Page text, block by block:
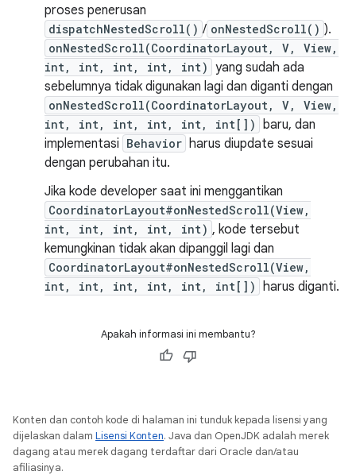
proses penerusan
dispatchNestedScroll() / onNestedScroll() ).
onNestedScroll(CoordinatorLayout, V, View,
int, int, int, int, int) yang sudah ada
sebelumnya tidak digunakan lagi dan diganti dengan
onNestedScroll(CoordinatorLayout, V, View,
int, int, int, int, int, int[]) baru, dan
implementasi Behavior harus diupdate sesuai
dengan perubahan itu.
Jika kode developer saat ini menggantikan
CoordinatorLayout#onNestedScroll(View,
int, int, int, int, int) , kode tersebut
kemungkinan tidak akan dipanggil lagi dan
CoordinatorLayout#onNestedScroll(View,
int, int, int, int, int, int[]) harus diganti.
Apakah informasi ini membantu?
Konten dan contoh kode di halaman ini tunduk kepada lisensi yang
dijelaskan dalam Lisensi Konten. Java dan OpenJDK adalah merek
dagang atau merek dagang terdaftar dari Oracle dan/atau
afiliasinya.